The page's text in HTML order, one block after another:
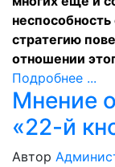
стратегию
отношении
Подробнее ...
Мнение
«22-й
Автор